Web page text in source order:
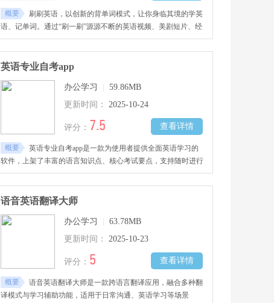
概要
刷刷英语，以创新的背单词模式，让你身临其境的学英
语、记单词。通过“刷一刷”源源不断的英语视频、美剧短片、经
典影视片段，轻松愉悦之余，还能记忆单词、体会单词的语境。
学英语从未如此轻松！
英语专业自考app
办公学习
59.86MB
更新时间：
2025-10-24
查看详情
评分： 7.5
概要
英语专业自考app是一款为使用者提供全面英语学习的
软件，上架了丰富的语言知识点、核心考试要点，支持随时进行
练习巩固，帮助你全面掌握各个内容。它配备了许多模式刷题功
能、针对性专项训练，满足不同使用者的个性化提升需求，结合
详细视频课程对难点内容进行直观的解析，有效促进知识吸收、
语音英语翻译大师
办公学习
63.78MB
更新时间：
2025-10-23
查看详情
评分： 5
概要
语音英语翻译大师是一款跨语言翻译应用，融合多种翻
译模式与学习辅助功能，适用于日常沟通、英语学习等场景